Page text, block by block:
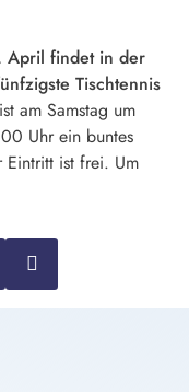
April findet in der
Tischtennis
am Samstag um
Uhr ein buntes
Eintritt ist frei. Um